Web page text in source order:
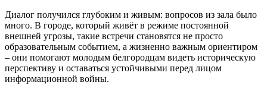
Диалог получился глубоким и живым: вопросов из зала было
много. В городе, который живёт в режиме постоянной
внешней угрозы, такие встречи становятся не просто
образовательным событием, а жизненно важным ориентиром
– они помогают молодым белгородцам видеть историческую
перспективу и оставаться устойчивыми перед лицом
информационной войны.